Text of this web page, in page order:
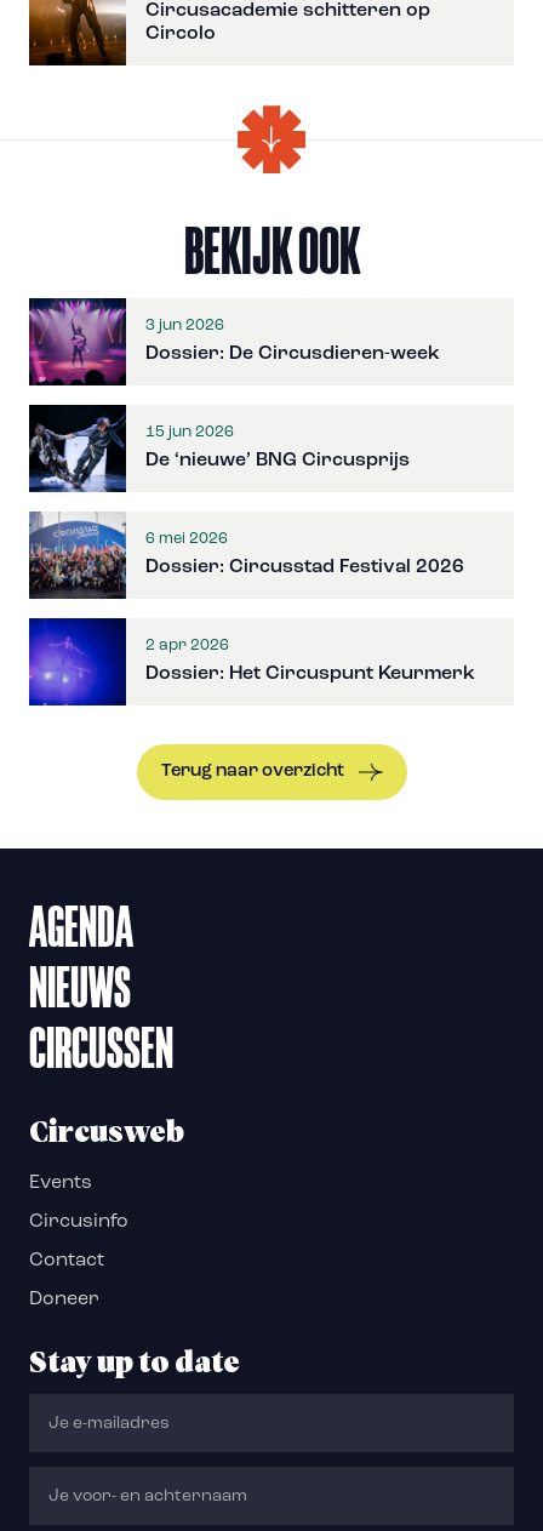
Circusacademie schitteren op
Circolo
BEKIJK OOK
3 jun 2026
Dossier: De Circusdieren-week
15 jun 2026
De ‘nieuwe’ BNG Circusprijs
6 mei 2026
Dossier: Circusstad Festival 2026
2 apr 2026
Dossier: Het Circuspunt Keurmerk
Terug naar overzicht
AGENDA
NIEUWS
CIRCUSSEN
Circusweb
Events
Circusinfo
Contact
Doneer
Stay up to date